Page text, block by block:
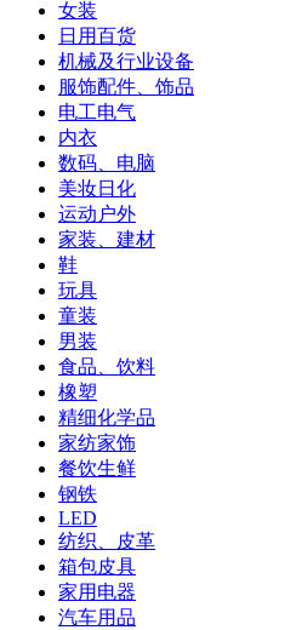
女装
日用百货
机械及行业设备
服饰配件、饰品
电工电气
内衣
数码、电脑
美妆日化
运动户外
家装、建材
鞋
玩具
童装
男装
食品、饮料
橡塑
精细化学品
家纺家饰
餐饮生鲜
钢铁
LED
纺织、皮革
箱包皮具
家用电器
汽车用品